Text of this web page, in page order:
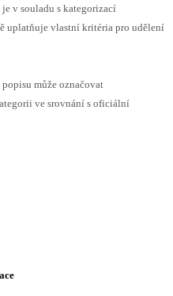
v souladu s kategorizací
uplatňuje vlastní kritéria pro udělení
může označovat
ve srovnání s oficiální